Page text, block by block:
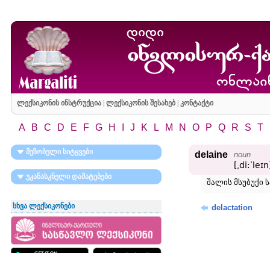
ლექსიკონის ინსტრუქცია| ლექსიკონის შესახებ| კონტაქტი
A B C D E F G H J K L M N O P Q R S T
მეზობელი სიტყვები
უკანასკნელი დამატებები
სხვა ლექსიკონები
delaine noun
შალის მსუბუქი
delactation